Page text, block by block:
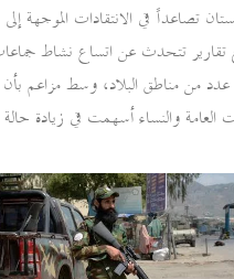
تصاعداً في الانتقادات الموجهة
تقارير تتحدث عن اتساع نشاط
من مناطق البلاد، وسط مزاعم بأن
العامة والنساء أسهمت في زيادة حالة